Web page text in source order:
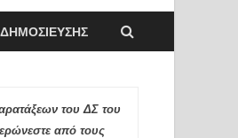
ΔΗΜΟΣΊΕΥΣΗΣ
του ΔΣ του
από τους